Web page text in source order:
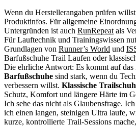
Wenn du Herstellerangaben prüfen
Produktinfos. Für allgemeine
Untergründen ist auch RunRepeat als
Für Lauftechnik und Trainingswissen
Grundlagen von Runner’s World und
Barfußschuhe Trail Laufen oder
Die ehrliche Antwort: Es kommt auf das
Barfußschuhe sind stark, wenn du
verbessern willst. Klassische
Schutz, Komfort und längere Härte im
Ich sehe das nicht als Glaubensfrage.
ich einen langen, steinigen Ultra laufe,
kurze, kontrollierte Trail-Sessions